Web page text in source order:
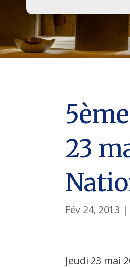
23
Fév 24, 2013 |
Jeudi 23 mai